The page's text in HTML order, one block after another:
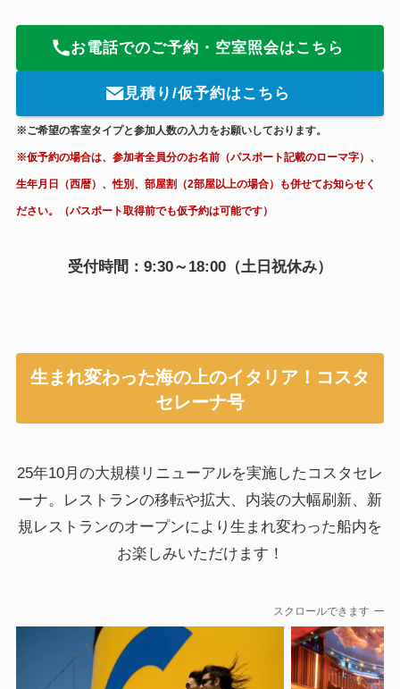
お電話でのご予約・空室照会はこちら
見積り/仮予約はこちら
※ご希望の客室タイプと参加人数の入力をお願いしております。
※仮予約の場合は、参加者全員分のお名前（パスポート記載のローマ字）、
生年月日（西暦）、性別、部屋割（2部屋以上の場合）も併せてお知らせく
ださい。（パスポート取得前でも仮予約は可能です）
受付時間：9:30～18:00（土日祝休み）
生まれ変わった海の上のイタリア！コスタ
セレーナ号
25年10月の大規模リニューアルを実施したコスタセレ
ーナ。レストランの移転や拡大、内装の大幅刷新、新
規レストランのオープンにより生まれ変わった船内を
お楽しみいただけます！
スクロールできます